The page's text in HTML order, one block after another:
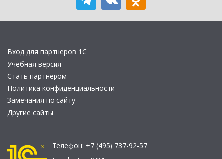
Вход для партнеров 1С
Учебная версия
Стать партнером
Политика конфиденциальности
Замечания по сайту
Другие сайты
Телефон: +7 (495) 737-92-57